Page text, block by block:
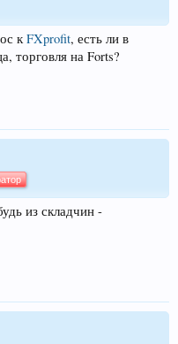
к FXprofit, есть ли в
торговля на Forts?
из складчин -